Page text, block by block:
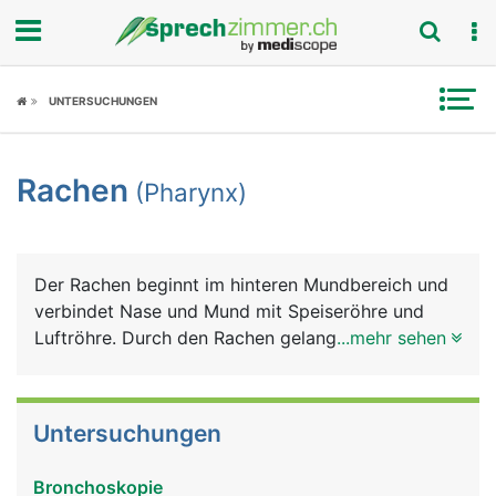
Fokus
Symptome
News
Rubriken
UNTERSUCHUNGEN
Rachen (Pharynx)
Der Rachen beginnt im hinteren Mundbereich und
verbindet Nase und Mund mit Speiseröhre und
Luftröhre. Durch den Rachen gelangt einerseits die
Luftröhre liegt der Kehlkopf mit den
...mehr sehen
Untersuchungen
Bronchoskopie